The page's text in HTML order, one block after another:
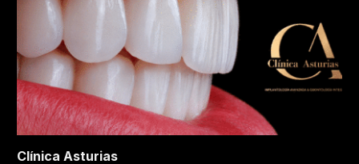
Clínica Asturias